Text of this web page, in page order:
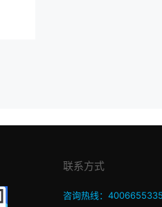
联系方式
咨询热线：4006655335